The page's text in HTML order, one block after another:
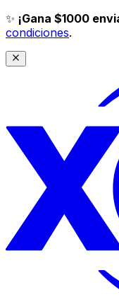
✨ ¡Gana $1000
condiciones.